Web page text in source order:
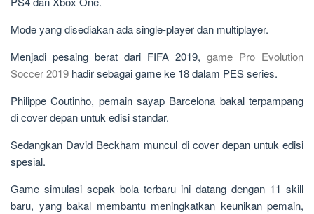
Mode yang disediakan ada single-player dan multiplayer.
Menjadi pesaing berat dari FIFA 2019, game Pro Evolution
Soccer 2019 hadir sebagai game ke 18 dalam PES series.
Philippe Coutinho, pemain sayap Barcelona bakal terpampang
di cover depan untuk edisi standar.
Sedangkan David Beckham muncul di cover depan untuk edisi
spesial.
Game simulasi sepak bola terbaru ini datang dengan 11 skill
baru, yang bakal membantu meningkatkan keunikan pemain,